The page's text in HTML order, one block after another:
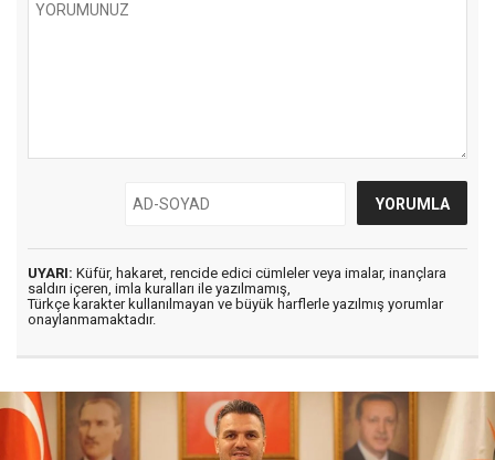
UYARI: Küfür, hakaret, rencide edici cümleler veya imalar, inançlara
saldırı içeren, imla kuralları ile yazılmamış,
Türkçe karakter kullanılmayan ve büyük harflerle yazılmış yorumlar
onaylanmamaktadır.